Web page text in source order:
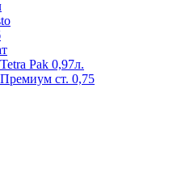
Pak 0,97л.
ст. 0,75